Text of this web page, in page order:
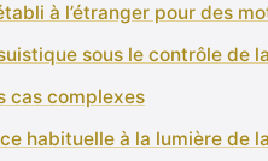
à l’étranger pour des
sous le contrôle de
cas complexes
habituelle à la lumière de